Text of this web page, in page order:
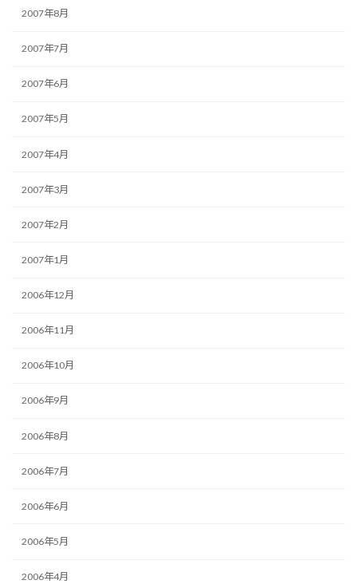
2007年8月
2007年7月
2007年6月
2007年5月
2007年4月
2007年3月
2007年2月
2007年1月
2006年12月
2006年11月
2006年10月
2006年9月
2006年8月
2006年7月
2006年6月
2006年5月
2006年4月